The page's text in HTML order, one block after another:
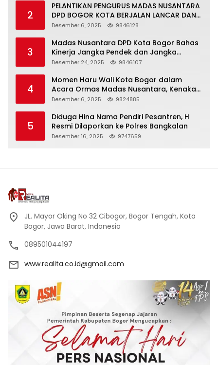
2
PELANTIKAN PENGURUS MADAS NUSANTARA
DPD BOGOR KOTA BERJALAN LANCAR DAN
KHIDMAT
Desember 6, 2025 9846128
3
Madas Nusantara DPD Kota Bogor Bahas
Kinerja Jangka Pendek dan Jangka
Panjang
Desember 24, 2025 9846107
4
Momen Haru Wali Kota Bogor dalam
Acara Ormas Madas Nusantara, Kenakan
Peci Hitam Tinggi sebagai Simbol
Desember 6, 2025 9824885
5
Diduga Hina Nama Pendiri Pesantren, H
Resmi Dilaporkan ke Polres Bangkalan
Desember 16, 2025 9747659
JL. Mayor Oking No 32 Cibogor, Bogor Tengah, Kota
Bogor, Jawa Barat, Indonesia
089501044197
www.realita.co.id@gmail.com